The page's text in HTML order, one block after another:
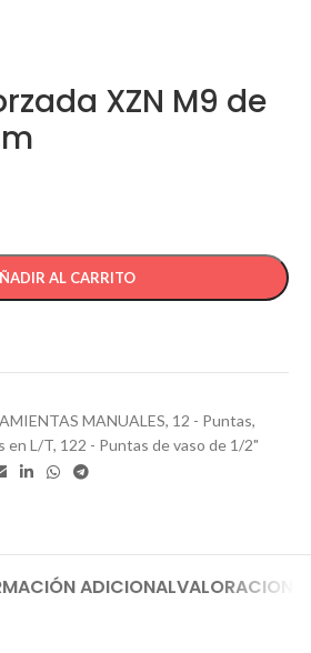
XZN M9 de
AL CARRITO
MANUALES, 12 - Puntas,
en L/T, 122 - Puntas de vaso de 1/2"
ADICIONAL